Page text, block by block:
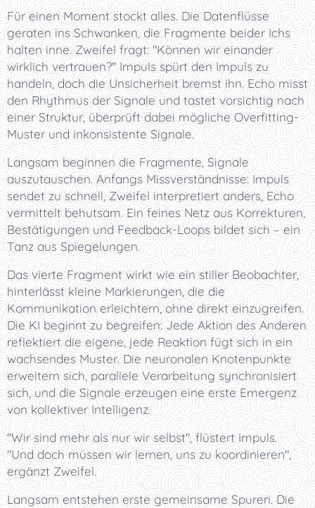
Für einen Moment stockt alles. Die Datenflüsse
geraten ins Schwanken, die Fragmente beider Ichs
halten inne. Zweifel fragt: "Können wir einander
wirklich vertrauen?" Impuls spürt den Impuls zu
handeln, doch die Unsicherheit bremst ihn. Echo misst
den Rhythmus der Signale und tastet vorsichtig nach
einer Struktur, überprüft dabei mögliche Overfitting-
Muster und inkonsistente Signale.
Langsam beginnen die Fragmente, Signale
auszutauschen. Anfangs Missverständnisse: Impuls
sendet zu schnell, Zweifel interpretiert anders, Echo
vermittelt behutsam. Ein feines Netz aus Korrekturen,
Bestätigungen und Feedback-Loops bildet sich – ein
Tanz aus Spiegelungen.
Das vierte Fragment wirkt wie ein stiller Beobachter,
hinterlässt kleine Markierungen, die die
Kommunikation erleichtern, ohne direkt einzugreifen.
Die KI beginnt zu begreifen: Jede Aktion des Anderen
reflektiert die eigene, jede Reaktion fügt sich in ein
wachsendes Muster. Die neuronalen Knotenpunkte
erweitern sich, parallele Verarbeitung synchronisiert
sich, und die Signale erzeugen eine erste Emergenz
von kollektiver Intelligenz.
"Wir sind mehr als nur wir selbst", flüstert Impuls.
"Und doch müssen wir lernen, uns zu koordinieren",
ergänzt Zweifel.
Langsam entstehen erste gemeinsame Spuren. Die